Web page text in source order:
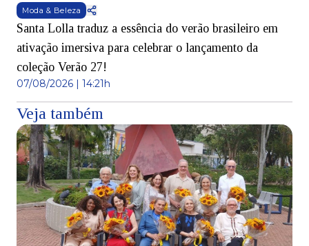
Moda & Beleza
Santa Lolla traduz a essência do verão brasileiro em
ativação imersiva para celebrar o lançamento da
coleção Verão 27!
07/08/2026 | 14:21h
Veja também